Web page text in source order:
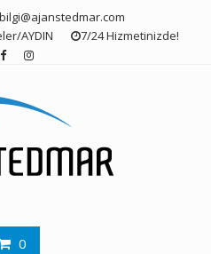
AYDIN
7/24 Hizmetinizde!
0